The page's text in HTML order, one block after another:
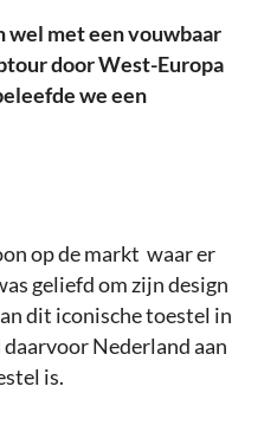
wel met een vouwbaar
door West-Europa
we een
op de markt waar er
geliefd om zijn design
dit iconische toestel in
Nederland aan
is.